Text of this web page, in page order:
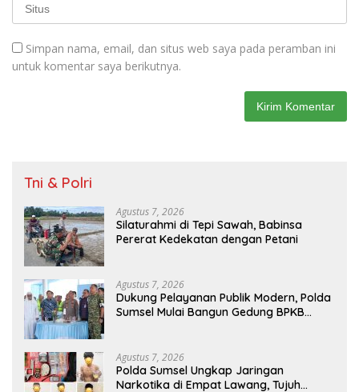
Simpan nama, email, dan situs web saya pada peramban ini
untuk komentar saya berikutnya.
Tni & Polri
Agustus 7, 2026
Silaturahmi di Tepi Sawah, Babinsa
Pererat Kedekatan dengan Petani
Agustus 7, 2026
Dukung Pelayanan Publik Modern, Polda
Sumsel Mulai Bangun Gedung BPKB
Agustus 7, 2026
Polda Sumsel Ungkap Jaringan
Narkotika di Empat Lawang, Tujuh